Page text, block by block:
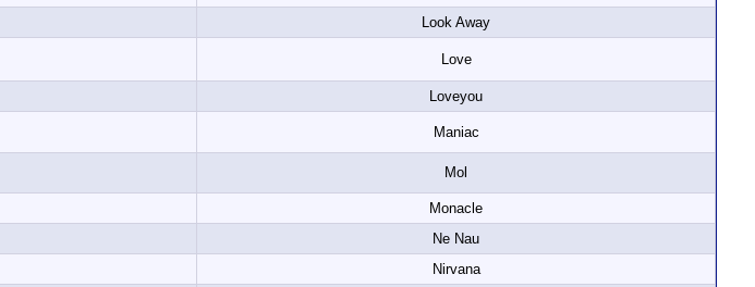
Look Away
Love
Loveyou
Maniac
Mol
Monacle
Ne Nau
Nirvana